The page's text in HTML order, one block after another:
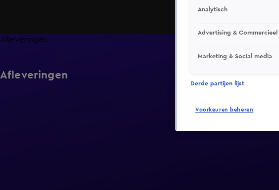
Afleveringen
Afleveringen
Analytisch
Advertising & Commercieel
Marketing & Social media
Derde partijen lijst
Voorkeuren beheren